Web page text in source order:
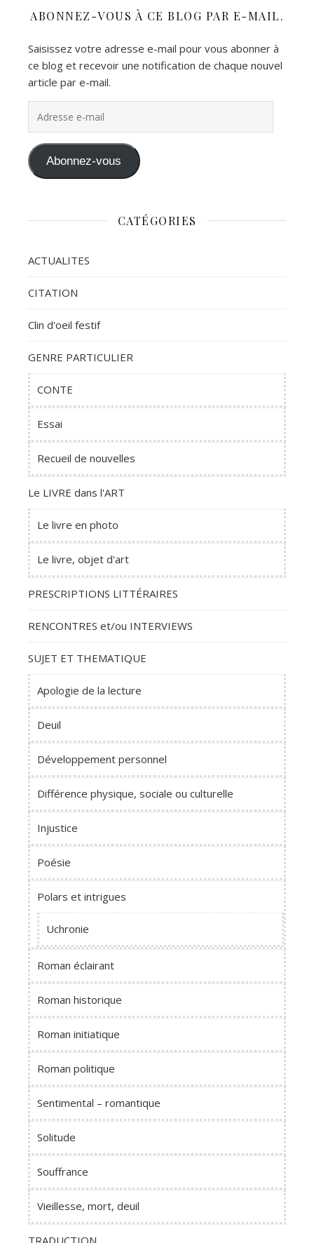
ABONNEZ-VOUS À CE BLOG PAR E-MAIL.
Saisissez votre adresse e-mail pour vous abonner à
ce blog et recevoir une notification de chaque nouvel
article par e-mail.
Abonnez-vous
CATÉGORIES
ACTUALITES
CITATION
Clin d'oeil festif
GENRE PARTICULIER
CONTE
Essai
Recueil de nouvelles
Le LIVRE dans l'ART
Le livre en photo
Le livre, objet d'art
PRESCRIPTIONS LITTÉRAIRES
RENCONTRES et/ou INTERVIEWS
SUJET ET THEMATIQUE
Apologie de la lecture
Deuil
Développement personnel
Différence physique, sociale ou culturelle
Injustice
Poésie
Polars et intrigues
Uchronie
Roman éclairant
Roman historique
Roman initiatique
Roman politique
Sentimental – romantique
Solitude
Souffrance
Vieillesse, mort, deuil
TRADUCTION